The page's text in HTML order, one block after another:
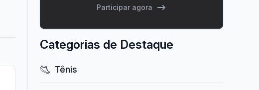
Participar agora
Categorias de Destaque
Tênis